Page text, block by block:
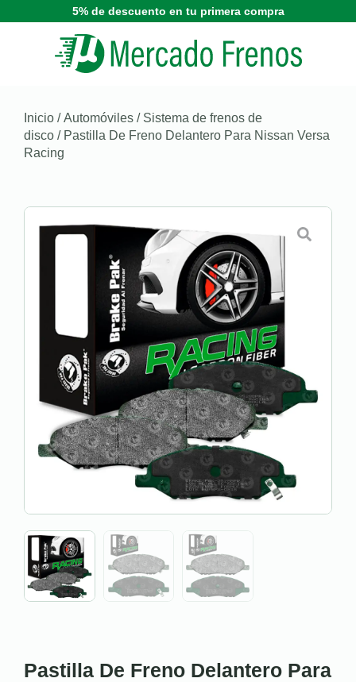
5% de descuento en tu primera compra
Inicio /Automóviles / Sistema de frenos de
disco / Pastilla De Freno Delantero Para Nissan Versa
Racing
Pastilla De Freno Delantero Para